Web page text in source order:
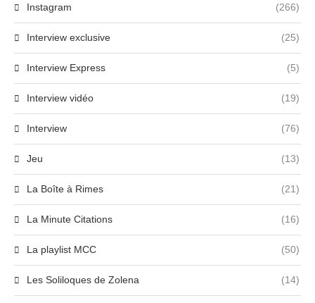
Instagram (266)
Interview exclusive (25)
Interview Express (5)
Interview vidéo (19)
Interview (76)
Jeu (13)
La Boîte à Rimes (21)
La Minute Citations (16)
La playlist MCC (50)
Les Soliloques de Zolena (14)